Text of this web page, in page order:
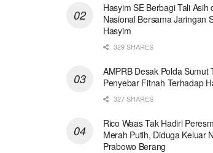
Hasyim SE Berbagi Tali Asih
Nasional Bersama Jaringan
Hasyim
329 SHARES
AMPRB Desak Polda Sumut
Penyebar Fitnah Terhadap
327 SHARES
Rico Waas Tak Hadiri
Merah Putih, Diduga Keluar
Prabowo Berang